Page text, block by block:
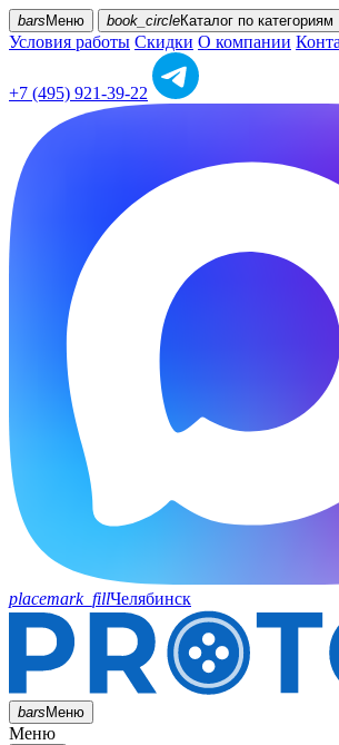
bars Меню book_circleКаталог по категориям
Условия работы Скидки О компании
+7 (495) 921-39-22
placemark_fillЧелябинск
barsМеню
Меню